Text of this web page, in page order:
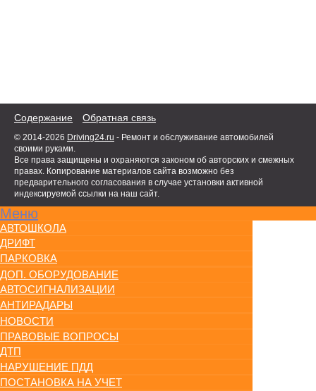
Содержание Обратная связь
© 2014-2026 Driving24.ru - Ремонт и обслуживание автомобилей
своими руками.
Все права защищены и охраняются законом об авторских и смежных
правах. Копирование материалов сайта возможно без
предварительного согласования в случае установки активной
индексируемой ссылки на наш сайт.
Меню
АВТОШКОЛА
ДРИФТ
ПАРКОВКА
ДОП. ОБОРУДОВАНИЕ
АВТОСИГНАЛИЗАЦИИ
АНТИРАДАРЫ
НОВОСТИ
ПРАВОВЫЕ ВОПРОСЫ
ДТП
НАРУШЕНИЕ ПДД
ПОСТАНОВКА НА УЧЕТ